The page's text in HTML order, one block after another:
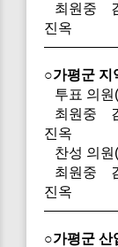
최원중
진옥
○가평군 지
투표 의원
최원중
진옥
찬성 의원
최원중
진옥
○가평군 산